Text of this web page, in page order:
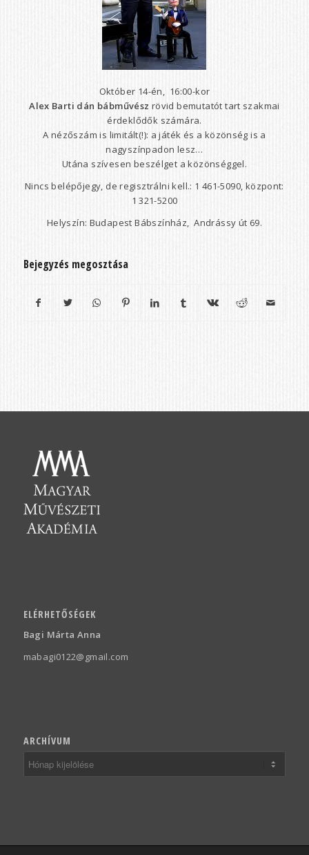
Október 14-én, 16:00-kor
Alex Barti dán bábművész rövid bemutatót tart szakmai
érdeklődők számára.
A nézőszám is limitált(!): a játék és a közönség is a
nagyszínpadon lesz…
Utána szívesen beszélget a közönséggel.
Nincs belépőjegy, de regisztrálni kell.: 1 461-5090, központ:
1 321-5200
Helyszín: Budapest Bábszínház, Andrássy út 69.
Bejegyzés megosztása
ELÉRHETŐSÉGEK
Bagi Márta Anna
mabagi0122@gmail.com
ARCHÍVUM